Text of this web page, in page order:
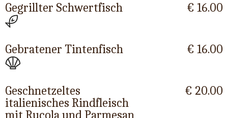
Gegrillter Schwertfisch € 16.00
Gebratener Tintenfisch € 16.00
Geschnetzeltes
italienisches Rindfleisch
mit Rucola und Parmesan
€ 20.00